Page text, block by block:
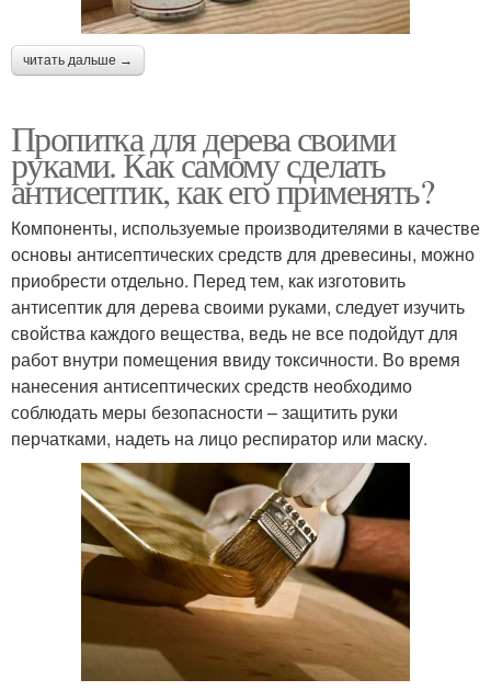
читать дальше →
Пропитка для дерева своими
руками. Как самому сделать
антисептик, как его применять?
Компоненты, используемые производителями в качестве
основы антисептических средств для древесины, можно
приобрести отдельно. Перед тем, как изготовить
антисептик для дерева своими руками, следует изучить
свойства каждого вещества, ведь не все подойдут для
работ внутри помещения ввиду токсичности. Во время
нанесения антисептических средств необходимо
соблюдать меры безопасности – защитить руки
перчатками, надеть на лицо респиратор или маску.